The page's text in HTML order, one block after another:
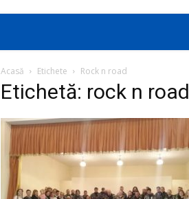
Acasă Etichete Rock n road
Etichetă: rock n road